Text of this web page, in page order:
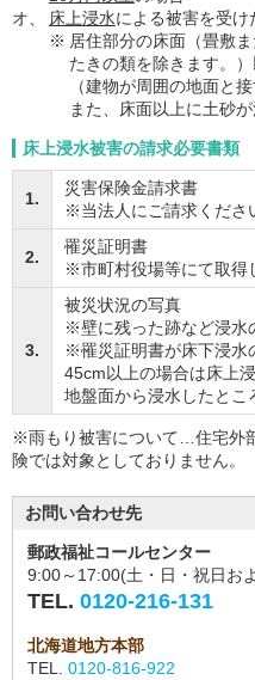
オ、
床上浸水による被害を受け
※ 居住部分の床面（畳敷
たきの類を除きます。
（建物が周囲の地面と
また、床面以上に土砂
床上浸水被害の請求必要書類
1.
災害保険金請求書
※当法人にご請求くださ
2.
罹災証明書
※市町村役場等にて取得
3.
被災状況の写真
※壁に残った跡など浸水
※罹災証明書が床下浸水
45cm以上の場合は床上
地盤面から浸水したとこ
※雨もり被害について…住宅外
険では対象としておりません。
お問い合わせ先
郵政福祉コールセンター
9:00～17:00(土・日・祝日お
TEL. 0120-216-131
北海道地方本部
TEL. 0120-816-922